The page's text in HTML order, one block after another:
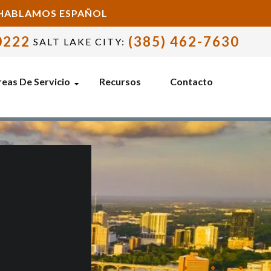
ESPAÑOL
SALT LAKE CITY: (385) 462-7630
De Servicio Recursos Contacto